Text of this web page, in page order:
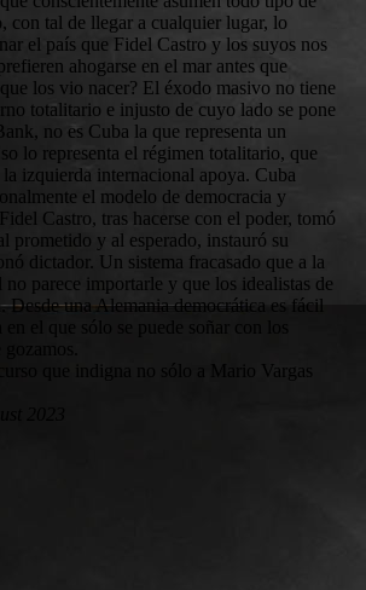
con tal de llegar a cualquier lugar, lo
el país que Fidel Castro y los suyos nos
ahogarse en el mar antes que
los vio nacer? El éxodo masivo no tiene
totalitario e injusto de cuyo lado se pone
no es Cuba la que representa un
lo representa el régimen totalitario, que
la izquierda internacional apoya. Cuba
el modelo de democracia y
Fidel Castro, tras hacerse con el poder, tomó
prometido y al esperado, instauró su
dictador. Un sistema fracasado que a la
no parece importarle y que los idealistas de
Desde una Alemania democrática es fácil
que indigna no sólo a Mario Vargas